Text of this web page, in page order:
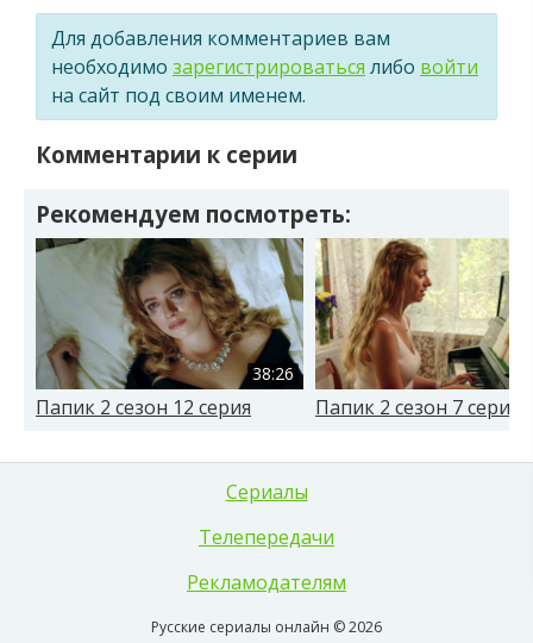
Для добавления комментариев вам
необходимо зарегистрироваться либо войти
на сайт под своим именем.
Комментарии к серии
Рекомендуем посмотреть:
38:26
Папик 2 сезон 12 серия Папик 2 сезон 7 серия
Сериалы
Телепередачи
Рекламодателям
Русские сериалы онлайн © 2026